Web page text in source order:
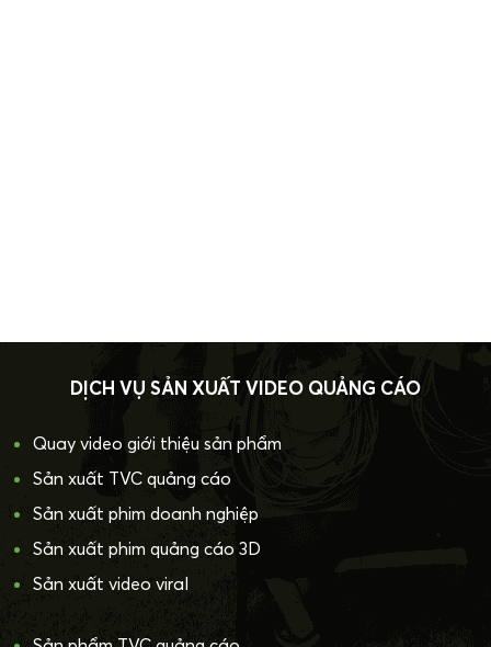
DỊCH VỤ SẢN XUẤT VIDEO QUẢNG CÁO
Quay video giới thiệu sản phẩm
Sản xuất TVC quảng cáo
Sản xuất phim doanh nghiệp
Sản xuất phim quảng cáo 3D
Sản xuất video viral